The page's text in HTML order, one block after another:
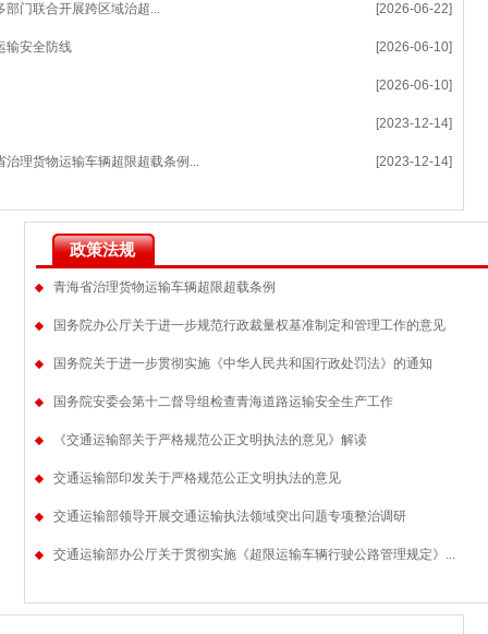
门联合开展跨区域治超... [2026-06-22]
输安全防线 [2026-06-10]
[2026-06-10]
[2023-12-14]
理货物运输车辆超限超载条例... [2023-12-14]
政策法规
青海省治理货物运输车辆超限超载条例
国务院办公厅关于进一步规范行政裁量权基准制定和管理工作的意见
国务院关于进一步贯彻实施《中华人民共和国行政处罚法》的通知
国务院安委会第十二督导组检查青海道路运输安全生产工作
《交通运输部关于严格规范公正文明执法的意见》解读
交通运输部印发关于严格规范公正文明执法的意见
交通运输部领导开展交通运输执法领域突出问题专项整治调研
交通运输部办公厅关于贯彻实施《超限运输车辆行驶公路管理规定》...